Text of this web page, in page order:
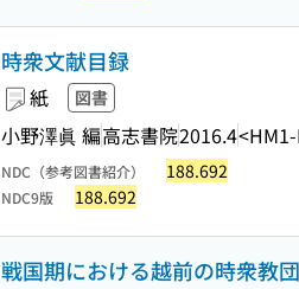
時衆文献目録
紙 図書
小野澤眞 編高志書院2016.4
NDC（参考図書紹介） 188.692
NDC9版 188.692
戦国期における越前の時衆教